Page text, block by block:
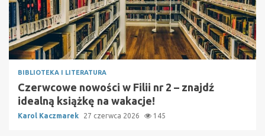
BIBLIOTEKA I LITERATURA
Czerwcowe nowości w Filii nr 2 – znajdź
idealną książkę na wakacje!
Karol Kaczmarek 27 czerwca 2026 145